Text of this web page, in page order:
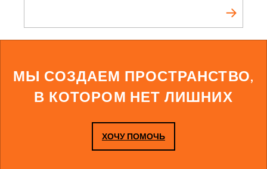
МЫ СОЗДАЕМ ПРОСТРАНСТВО,
В КОТОРОМ НЕТ ЛИШНИХ
ХОЧУ ПОМОЧЬ